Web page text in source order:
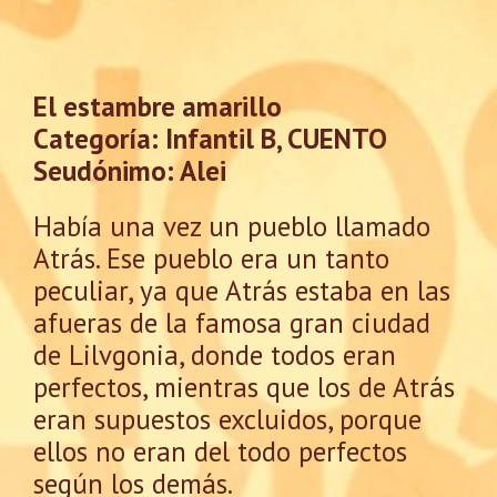
El estambre amarillo
Categoría: Infantil B, CUENTO
Seudónimo: Alei
Había una vez un pueblo llamado
Atrás. Ese pueblo era un tanto
peculiar, ya que Atrás estaba en las
afueras de la famosa gran ciudad
de Lilvgonia, donde todos eran
perfectos, mientras que los de Atrás
eran supuestos excluidos, porque
ellos no eran del todo perfectos
según los demás.